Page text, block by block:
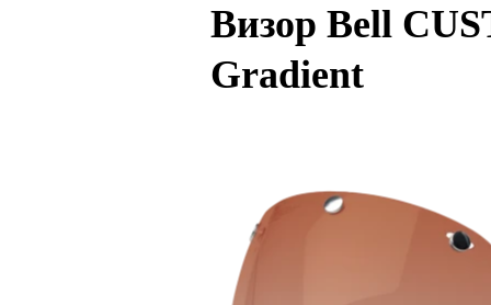
Визор Bell
Gradient